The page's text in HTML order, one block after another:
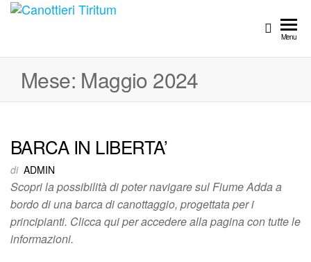
Menu
Mese: Maggio 2024
BARCA IN LIBERTA’
di ADMIN
Scopri la possibilità di poter navigare sul Fiume Adda a
bordo di una barca di canottaggio, progettata per i
principianti. Clicca qui per accedere alla pagina con tutte le
informazioni.